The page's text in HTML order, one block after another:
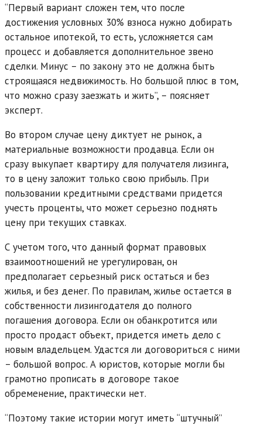
“Первый вариант сложен тем, что после
достижения условных 30% взноса нужно добирать
остальное ипотекой, то есть, усложняется сам
процесс и добавляется дополнительное звено
сделки. Минус – по закону это не должна быть
строящаяся недвижимость. Но большой плюс в том,
что можно сразу заезжать и жить”, – поясняет
эксперт.
Во втором случае цену диктует не рынок, а
материальные возможности продавца. Если он
сразу выкупает квартиру для получателя лизинга,
то в цену заложит только свою прибыль. При
пользовании кредитными средствами придется
учесть проценты, что может серьезно поднять
цену при текущих ставках.
С учетом того, что данный формат правовых
взаимоотношений не урегулирован, он
предполагает серьезный риск остаться и без
жилья, и без денег. По правилам, жилье остается в
собственности лизингодателя до полного
погашения договора. Если он обанкротится или
просто продаст объект, придется иметь дело с
новым владельцем. Удастся ли договориться с ними
– большой вопрос. А юристов, которые могли бы
грамотно прописать в договоре такое
обременение, практически нет.
“Поэтому такие истории могут иметь “штучный”